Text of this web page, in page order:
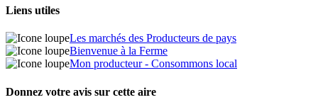
Liens utiles
Les marchés des Producteurs de pays
Bienvenue à la Ferme
Mon producteur - Consommons local
Donnez votre avis sur cette aire